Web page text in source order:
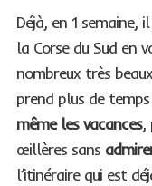
Déjà, en 1
la Corse du Sud en
nombreux très
prend plus de
même les vacances,
œillères sans
l’itinéraire qui est